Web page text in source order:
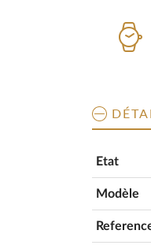
Etat
Modèle